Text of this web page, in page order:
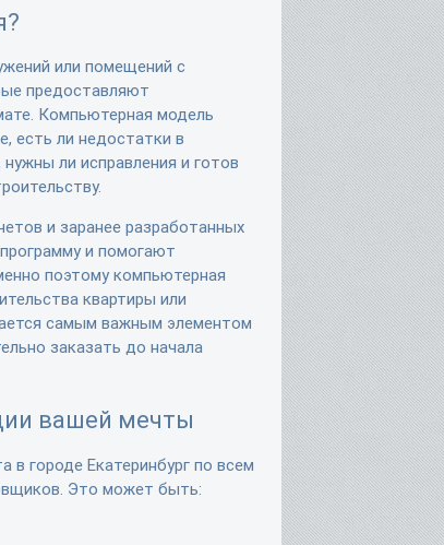
или помещений с
предоставляют
Компьютерная модель
есть ли недостатки в
ли исправления и готов
и заранее разработанных
и помогают
поэтому компьютерная
квартиры или
самым важным элементом
заказать до начала
вашей мечты
в городе Екатеринбург по всем
Это может быть: